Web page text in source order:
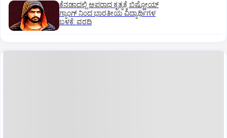
ಕೆನಡಾದಲ್ಲಿ ಅಪರಾಧ ಕೃತ್ಯಕ್ಕೆ ಬಿಷ್ಣೋಯ್
ಗ್ಯಾಂಗ್ ನಿಂದ ಭಾರತೀಯ ವಿದ್ಯಾರ್ಥಿಗಳ
ಬಳಕೆ: ವರದಿ